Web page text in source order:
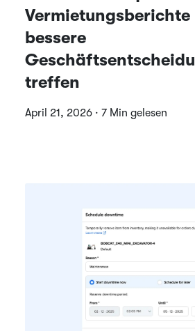
Vermietungsberichte
bessere
treffen
April 21, 2026 · 7 Min gelesen